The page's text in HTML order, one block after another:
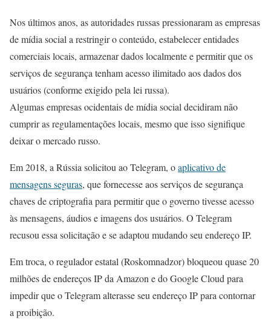
Nos últimos anos, as autoridades russas pressionaram as empresas
de mídia social a restringir o conteúdo, estabelecer entidades
comerciais locais, armazenar dados localmente e permitir que os
serviços de segurança tenham acesso ilimitado aos dados dos
usuários (conforme exigido pela lei russa).
Algumas empresas ocidentais de mídia social decidiram não
cumprir as regulamentações locais, mesmo que isso signifique
deixar o mercado russo.
Em 2018, a Rússia solicitou ao Telegram, oaplicativo de
mensagens seguras, que fornecesse aos serviços de segurança
chaves de criptografia para permitir que o governo tivesse acesso
às mensagens, áudios e imagens dos usuários. O Telegram
recusou essa solicitação e se adaptou mudando seu endereço IP.
Em troca, o regulador estatal (Roskomnadzor) bloqueou quase 20
milhões de endereços IP da Amazon e do Google Cloud para
impedir que o Telegram alterasse seu endereço IP para contornar
a proibição.